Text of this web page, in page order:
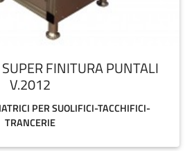
FINITURA PUNTALI
V.2012
PER SUOLIFICI-TACCHIFICI-
TRANCERIE